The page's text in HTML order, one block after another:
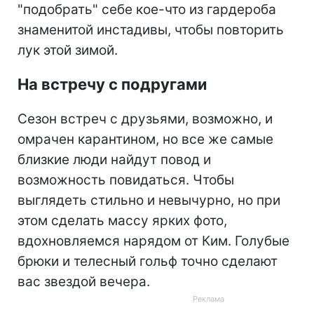
"подобрать" себе кое-что из гардероба
знаменитой инстадивы, чтобы повторить
лук этой зимой.
На встречу с подругами
Сезон встреч с друзьями, возможно, и
омрачен карантином, но все же самые
близкие люди найдут повод и
возможность повидаться. Чтобы
выглядеть стильно и невычурно, но при
этом сделать массу ярких фото,
вдохновляемся нарядом от Ким. Голубые
брюки и телесный гольф точно сделают
вас звездой вечера.